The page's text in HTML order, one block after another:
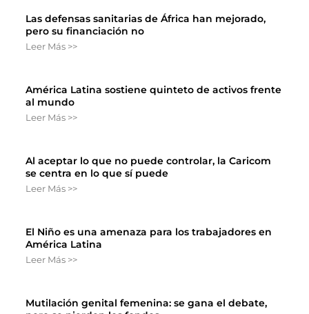
Las defensas sanitarias de África han mejorado,
pero su financiación no
Leer Más >>
América Latina sostiene quinteto de activos frente
al mundo
Leer Más >>
Al aceptar lo que no puede controlar, la Caricom
se centra en lo que sí puede
Leer Más >>
El Niño es una amenaza para los trabajadores en
América Latina
Leer Más >>
Mutilación genital femenina: se gana el debate,